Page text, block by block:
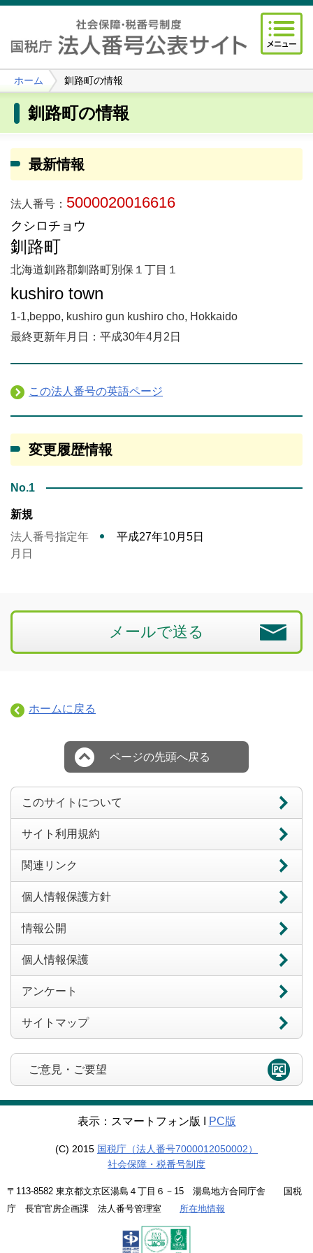
ホーム 釧路町の情報
釧路町の情報
最新情報
法人番号： 5000020016616
クシロチョウ
釧路町
北海道釧路郡釧路町別保１丁目１
kushiro town
1-1,beppo, kushiro gun kushiro cho, Hokkaido
最終更新年月日：平成30年4月2日
この法人番号の英語ページ
変更履歴情報
No.1
新規
法人番号指定年
月日
平成27年10月5日
メールで送る
ホームに戻る
ページの先頭へ戻る
このサイトについて
サイト利用規約
関連リンク
個人情報保護方針
情報公開
個人情報保護
アンケート
サイトマップ
ご意見・ご要望
表示：スマートフォン版 Ι PC版
(C) 2015 国税庁（法人番号7000012050002）
社会保障・税番号制度
〒113-8582 東京都文京区湯島４丁目６－15 湯島地方合同庁舎 国税
庁 長官官房企画課 法人番号管理室 所在地情報